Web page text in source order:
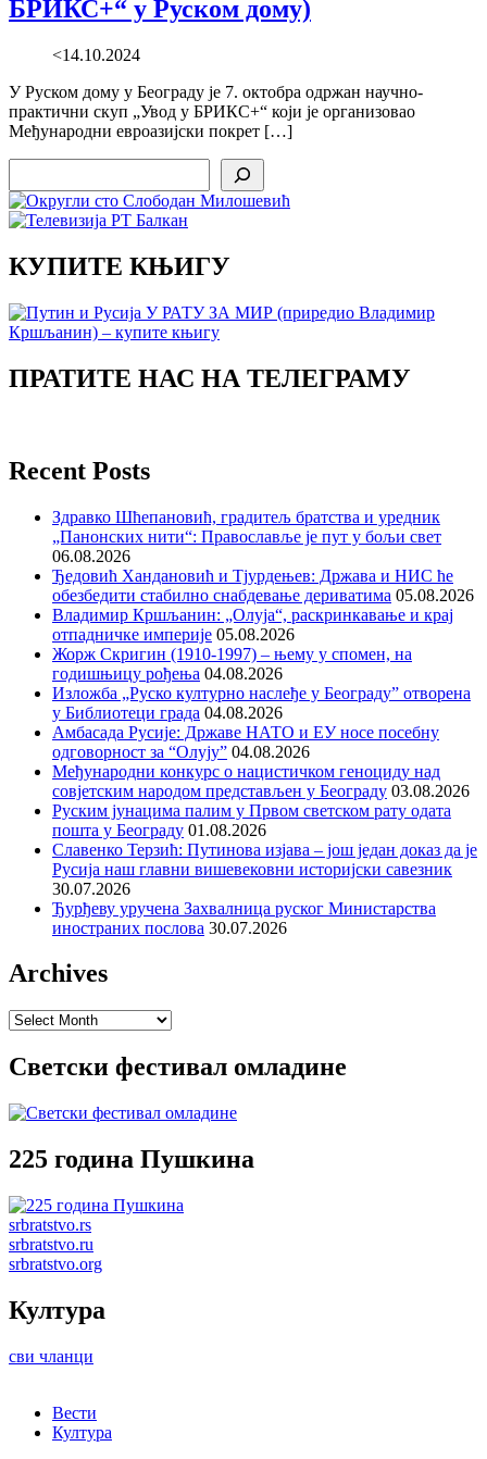
БРИКС+“ у Руском дому)
<14.10.2024
У Руском дому у Београду је 7. октобра одржан научно-
практични скуп „Увод у БРИКС+“ који је организовао
Међународни евроазијски покрет […]
КУПИТЕ КЊИГУ
ПРАТИТЕ НАС НА ТЕЛЕГРАМУ
Recent Posts
Здравко Шћепановић, градитељ братства и уредник
„Панонских нити“: Православље је пут у бољи свет
06.08.2026
Ђедовић Хандановић и Тјурдењев: Држава и НИС ће
обезбедити стабилно снабдевање дериватима 05.08.2026
Владимир Кршљанин: „Олуја“, раскринкавање и крај
отпадничке империје 05.08.2026
Жорж Скригин (1910-1997) – њему у спомен, на
годишњицу рођења 04.08.2026
Изложба „Руско културно наслеђе у Београду” отворена
у Библиотеци града 04.08.2026
Амбасада Русије: Државе НАТО и ЕУ носе посебну
одговорност за “Олују” 04.08.2026
Међународни конкурс о нацистичком геноциду над
совјетским народом представљен у Београду 03.08.2026
Руским јунацима палим у Првом светском рату одата
пошта у Београду 01.08.2026
Славенко Терзић: Путинова изјава – још један доказ да је
Русија наш главни вишевековни историјски савезник
30.07.2026
Ђурђеву уручена Захвалница руског Министарства
иностраних послова 30.07.2026
Archives
Archives
Светски фестивал омладине
225 година Пушкина
srbratstvo.rs
srbratstvo.ru
srbratstvo.org
Култура
сви чланци
Вести
Култура